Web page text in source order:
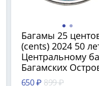
Багамы 25
(cents) 2024 50
Центральному
Багамских
цветное покрытие
650 ₽ 899 ₽